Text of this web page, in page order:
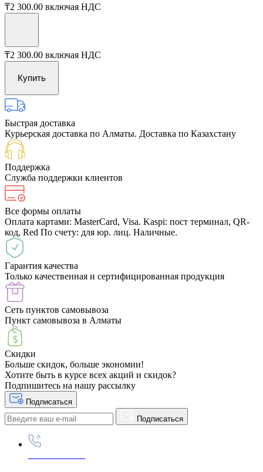
₸2 300.00 включая НДС
₸2 300.00 включая НДС
Купить
Быстрая доставка
Курьерская доставка по Алматы. Доставка по Казахстану
Поддержка
Служба поддержки клиентов
Все формы оплаты
Оплата картами: MasterCard, Visa. Kaspi: пост терминал, QR-
код, Red По счету: для юр. лиц. Наличные.
Гарантия качества
Только качественная и сертифицированная продукция
Сеть пунктов самовывоза
Пункт самовывоза в Алматы
Скидки
Больше скидок, больше экономии!
Хотите быть в курсе всех акций и скидок?
Подпишитесь на нашу рассылку
Подписаться
Подписаться